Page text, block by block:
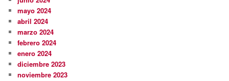
mayo 2024
abril 2024
marzo 2024
febrero 2024
enero 2024
diciembre 2023
noviembre 2023